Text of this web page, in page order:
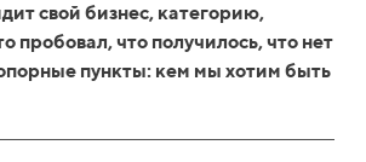
свой бизнес, категорию,
пробовал, что получилось, что нет
пункты: кем мы хотим быть